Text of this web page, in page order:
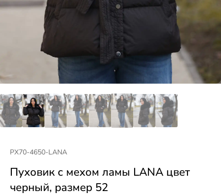
PX70-4650-LANA
Пуховик с мехом ламы LANA цвет
черный, размер 52